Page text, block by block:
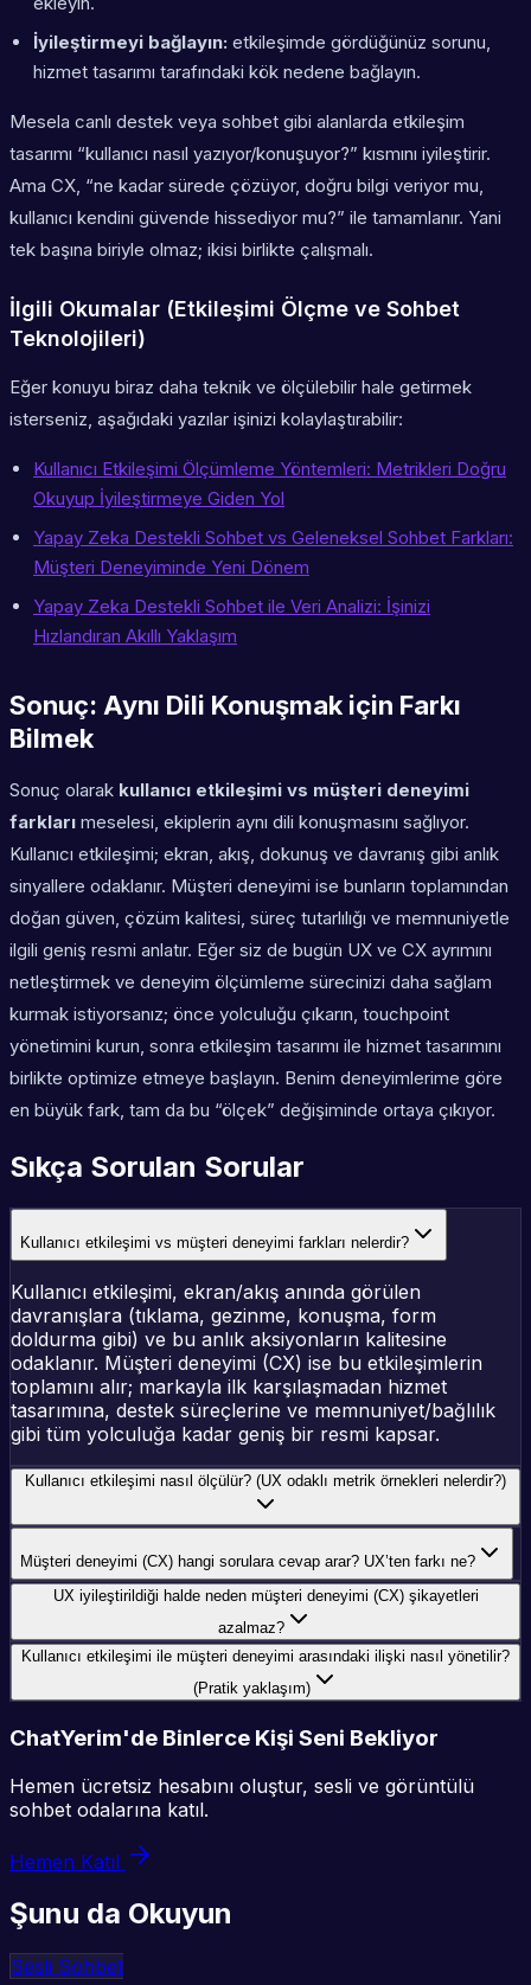
İyileştirmeyi bağlayın: etkileşimde gördüğünüz sorunu,
hizmet tasarımı tarafındaki kök nedene bağlayın.
Mesela canlı destek veya sohbet gibi alanlarda etkileşim
tasarımı “kullanıcı nasıl yazıyor/konuşuyor?” kısmını iyileştirir.
Ama CX, “ne kadar sürede çözüyor, doğru bilgi veriyor mu,
kullanıcı kendini güvende hissediyor mu?” ile tamamlanır. Yani
tek başına biriyle olmaz; ikisi birlikte çalışmalı.
İlgili Okumalar (Etkileşimi Ölçme ve Sohbet
Teknolojileri)
Eğer konuyu biraz daha teknik ve ölçülebilir hale getirmek
isterseniz, aşağıdaki yazılar işinizi kolaylaştırabilir:
Kullanıcı Etkileşimi Ölçümleme Yöntemleri: Metrikleri Doğru
Okuyup İyileştirmeye Giden Yol
Yapay Zeka Destekli Sohbet vs Geleneksel Sohbet Farkları:
Müşteri Deneyiminde Yeni Dönem
Yapay Zeka Destekli Sohbet ile Veri Analizi: İşinizi
Hızlandıran Akıllı Yaklaşım
Sonuç: Aynı Dili Konuşmak için Farkı
Bilmek
Sonuç olarak kullanıcı etkileşimi vs müşteri deneyimi
farkları meselesi, ekiplerin aynı dili konuşmasını sağlıyor.
Kullanıcı etkileşimi; ekran, akış, dokunuş ve davranış gibi anlık
sinyallere odaklanır. Müşteri deneyimi ise bunların toplamından
doğan güven, çözüm kalitesi, süreç tutarlılığı ve memnuniyetle
ilgili geniş resmi anlatır. Eğer siz de bugün UX ve CX ayrımını
netleştirmek ve deneyim ölçümleme sürecinizi daha sağlam
kurmak istiyorsanız; önce yolculuğu çıkarın, touchpoint
yönetimini kurun, sonra etkileşim tasarımı ile hizmet tasarımını
birlikte optimize etmeye başlayın. Benim deneyimlerime göre
en büyük fark, tam da bu “ölçek” değişiminde ortaya çıkıyor.
Sıkça Sorulan Sorular
Kullanıcı etkileşimi vs müşteri deneyimi farkları nelerdir?
Kullanıcı etkileşimi, ekran/akış anında görülen
davranışlara (tıklama, gezinme, konuşma, form
doldurma gibi) ve bu anlık aksiyonların kalitesine
odaklanır. Müşteri deneyimi (CX) ise bu etkileşimlerin
toplamını alır; markayla ilk karşılaşmadan hizmet
tasarımına, destek süreçlerine ve memnuniyet/bağlılık
gibi tüm yolculuğa kadar geniş bir resmi kapsar.
Kullanıcı etkileşimi nasıl ölçülür? (UX odaklı metrik örnekleri nelerdir?)
Müşteri deneyimi (CX) hangi sorulara cevap arar? UX’ten farkı ne?
UX iyileştirildiği halde neden müşteri deneyimi (CX) şikayetleri
azalmaz?
Kullanıcı etkileşimi ile müşteri deneyimi arasındaki ilişki nasıl yönetilir?
(Pratik yaklaşım)
ChatYerim'de Binlerce Kişi Seni Bekliyor
Hemen ücretsiz hesabını oluştur, sesli ve görüntülü
sohbet odalarına katıl.
Hemen Katıl
Şunu da Okuyun
Sesli Sohbet